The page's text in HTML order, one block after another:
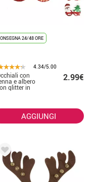
24/48 ORE
4.34/5.00
con
e albero
glitter in
colori assortiti
2.99€
AGGIUNGI